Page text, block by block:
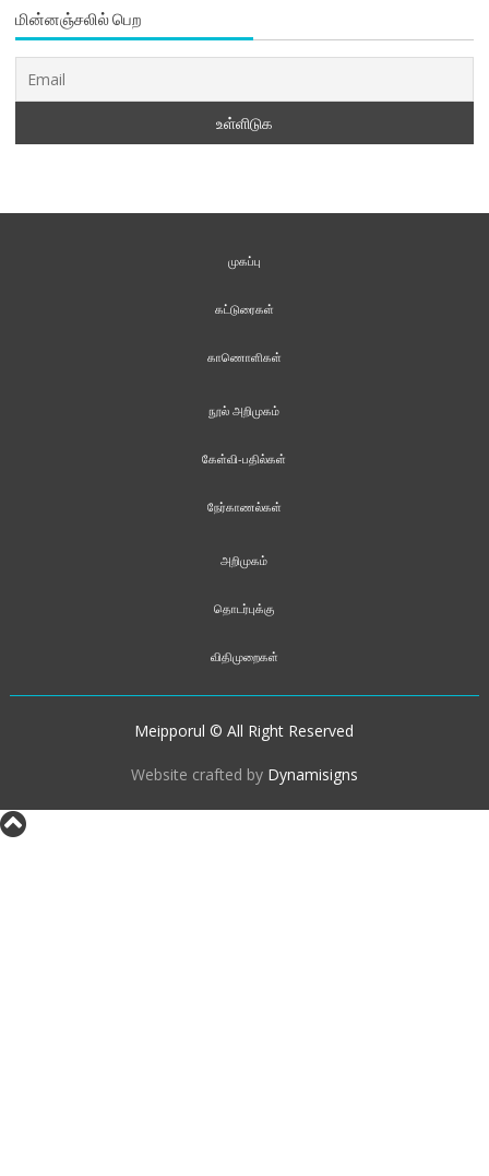
மின்னஞ்சலில் பெற
முகப்பு
கட்டுரைகள்
காணொளிகள்
நூல் அறிமுகம்
கேள்வி-பதில்கள்
நேர்காணல்கள்
அறிமுகம்
தொடர்புக்கு
விதிமுறைகள்
Meipporul © All Right Reserved
Website crafted by Dynamisigns